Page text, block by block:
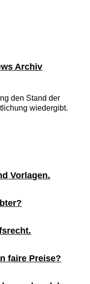
Archiv
den Stand der
wiedergibt.
Vorlagen.
faire Preise?